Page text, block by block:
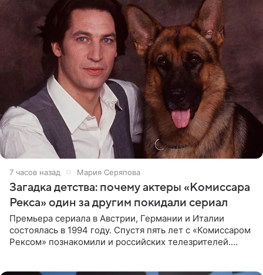
7 часов назад Мария Серяпова
Загадка детства: почему актеры «Комиссара
Рекса» один за другим покидали сериал
Премьера сериала в Австрии, Германии и Италии
состоялась в 1994 году. Спустя пять лет с «Комиссаром
Рексом» познакомили и российских телезрителей.